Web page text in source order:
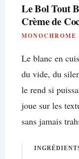
Le Bol Tout
Crème de
Le blanc en
du vide, du
le rend si
joue sur les
sans jamais